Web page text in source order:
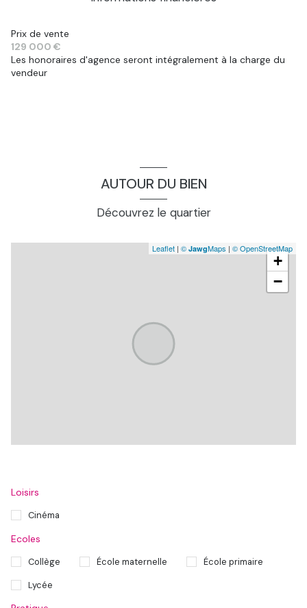
Prix de vente
129 000 €
Les honoraires d'agence seront intégralement à la charge du
vendeur
AUTOUR DU BIEN
Découvrez le quartier
+
−
Leaflet | © JawgMaps | © OpenStreetMap
Loisirs
Cinéma
Ecoles
Collège École maternelle École primaire
Lycée